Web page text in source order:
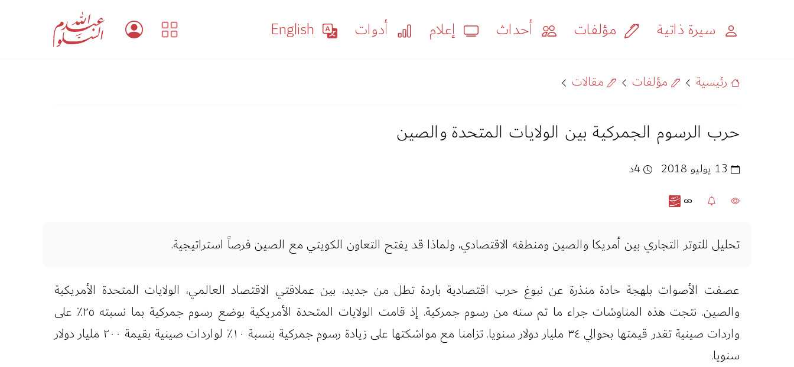
سيرة ذاتية مؤلفات أحداث إعلام أدوات
رئيسية مؤلفات مقالات
حرب الرسوم الجمركية بين الولايات المتحدة والصين
تحليل للتوتر التجاري بين أمريكا والصين ومنطقه الاقتصادي، ولماذا قد يفتح التعاون الكويتي مع الصين فرصاً استراتيجية.
عصفت الأصوات بلهجة حادة منذرة عن نبوغ حرب اقتصادية باردة تطل من جديد، بين عملاقتي الاقتصاد العالمي، الولايات المتحدة الأمريكية
والصين. نتجت هذه المناوشات جراء ما تم سنه من رسوم جمركية. إذ قامت الولايات المتحدة الأمريكية بوضع رسوم جمركية بما نسبته ٢٥٪ على
واردات صينية تقدر قيمتها بحوالي ٣٤ مليار دولار سنويا. تزامنا مع مواشكتها على زيادة رسوم جمركية بنسبة ١٠٪ لواردات صينية بقيمة ٢٠٠ مليار دولار
سنويا.